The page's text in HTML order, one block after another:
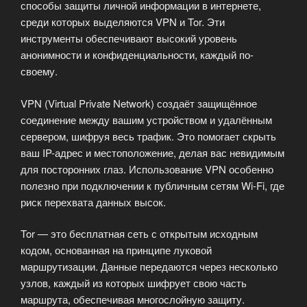
способы защиты личной информации в интернете,
среди которых выделяются VPN и Tor. Эти
инструменты обеспечивают высокий уровень
анонимности и конфиденциальности, каждый по-
своему.
VPN (Virtual Private Network) создаёт защищённое
соединение между вашим устройством и удалённым
сервером, шифруя весь трафик. Это помогает скрыть
ваш IP-адрес и местоположение, делая вас невидимым
для посторонних глаз. Использование VPN особенно
полезно при подключении к публичным сетям Wi-Fi, где
риск перехвата данных высок.
Tor — это бесплатная сеть с открытым исходным
кодом, основанная на принципе луковой
маршрутизации. Данные передаются через несколько
узлов, каждый из которых шифрует свою часть
маршрута, обеспечивая многослойную защиту.